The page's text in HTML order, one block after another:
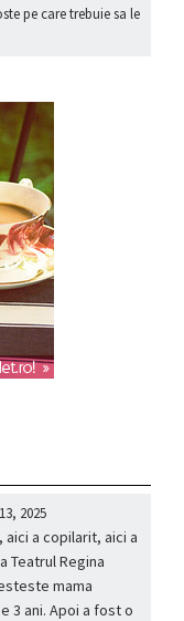
pe care trebuie sa le
2025
aici a copilarit, aici a
Teatrul Regina
mama
3 ani. Apoi a fost o